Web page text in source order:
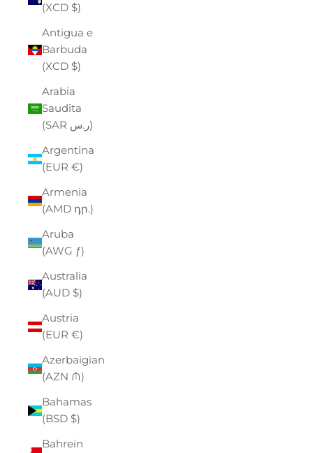
(XCD $)
Antigua e
Barbuda
(XCD $)
Arabia
Saudita
(SAR ر.س)
Argentina
(EUR €)
Armenia
(AMD դր.)
Aruba
(AWG ƒ)
Australia
(AUD $)
Austria
(EUR €)
Azerbaigian
(AZN ₼)
Bahamas
(BSD $)
Bahrein